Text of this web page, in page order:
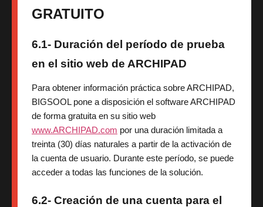
GRATUITO
6.1- Duración del período de prueba
en el sitio web de ARCHIPAD
Para obtener información práctica sobre ARCHIPAD,
BIGSOOL pone a disposición el software ARCHIPAD
de forma gratuita en su sitio web
www.ARCHIPAD.com por una duración limitada a
treinta (30) días naturales a partir de la activación de
la cuenta de usuario. Durante este período, se puede
acceder a todas las funciones de la solución.
6.2- Creación de una cuenta para el